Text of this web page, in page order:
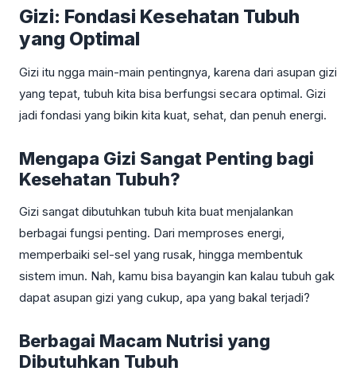
Gizi: Fondasi Kesehatan Tubuh
yang Optimal
Gizi itu ngga main-main pentingnya, karena dari asupan gizi
yang tepat, tubuh kita bisa berfungsi secara optimal. Gizi
jadi fondasi yang bikin kita kuat, sehat, dan penuh energi.
Mengapa Gizi Sangat Penting bagi
Kesehatan Tubuh?
Gizi sangat dibutuhkan tubuh kita buat menjalankan
berbagai fungsi penting. Dari memproses energi,
memperbaiki sel-sel yang rusak, hingga membentuk
sistem imun. Nah, kamu bisa bayangin kan kalau tubuh gak
dapat asupan gizi yang cukup, apa yang bakal terjadi?
Berbagai Macam Nutrisi yang
Dibutuhkan Tubuh